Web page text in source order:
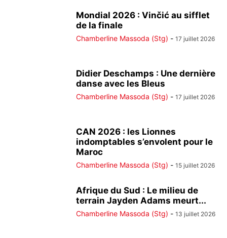
Mondial 2026 : Vinčić au sifflet
de la finale
Chamberline Massoda (Stg) - 17 juillet 2026
Didier Deschamps : Une dernière
danse avec les Bleus
Chamberline Massoda (Stg) - 17 juillet 2026
CAN 2026 : les Lionnes
indomptables s’envolent pour le
Maroc
Chamberline Massoda (Stg) - 15 juillet 2026
Afrique du Sud : Le milieu de
terrain Jayden Adams meurt...
Chamberline Massoda (Stg) - 13 juillet 2026